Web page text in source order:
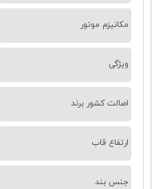
مکانیزم موتور
ویژگی
اصالت کشور برند
ارتفاع قاب
جنس بند